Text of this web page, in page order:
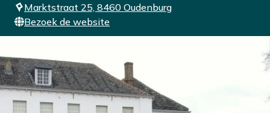
Marktstraat 25, 8460 Oudenburg
Bezoek de website